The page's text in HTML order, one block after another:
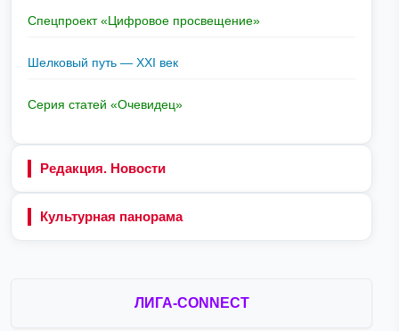
Спецпроект «Цифровое просвещение»
Шелковый путь — XXI век
Серия статей «Очевидец»
Редакция. Новости
Культурная панорама
ЛИГА-CONNECT